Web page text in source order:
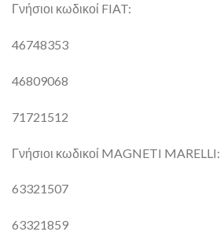
Γνήσιοι κωδικοί FIAT:
46748353
46809068
71721512
Γνήσιοι κωδικοί MAGNETI MARELLI:
63321507
63321859